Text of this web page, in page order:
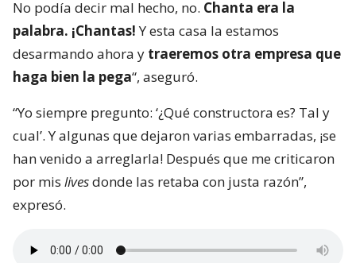
No podía decir mal hecho, no. Chanta era la
palabra. ¡Chantas!Y esta casa la estamos
desarmando ahora y traeremos otra empresa que
haga bien la pega“, aseguró.
“Yo siempre pregunto: ‘¿Qué constructora es? Tal y
cual’. Y algunas que dejaron varias embarradas, ¡se
han venido a arreglarla! Después que me criticaron
por mis livesdonde las retaba con justa razón”,
expresó.